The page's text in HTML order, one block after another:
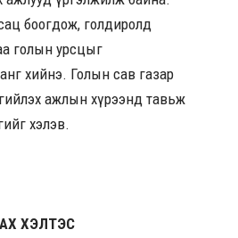
боогдож, голдиролд
голын урсцыг
хийнэ. Голын сав газар
ажлын хүрээнд тавьж
хэлэв.
ХЭЛТЭС